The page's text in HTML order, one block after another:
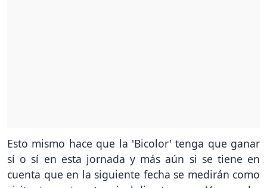
Esto mismo hace que la 'Bicolor' tenga que ganar
sí o sí en esta jornada y más aún si se tiene en
cuenta que en la siguiente fecha se medirán como